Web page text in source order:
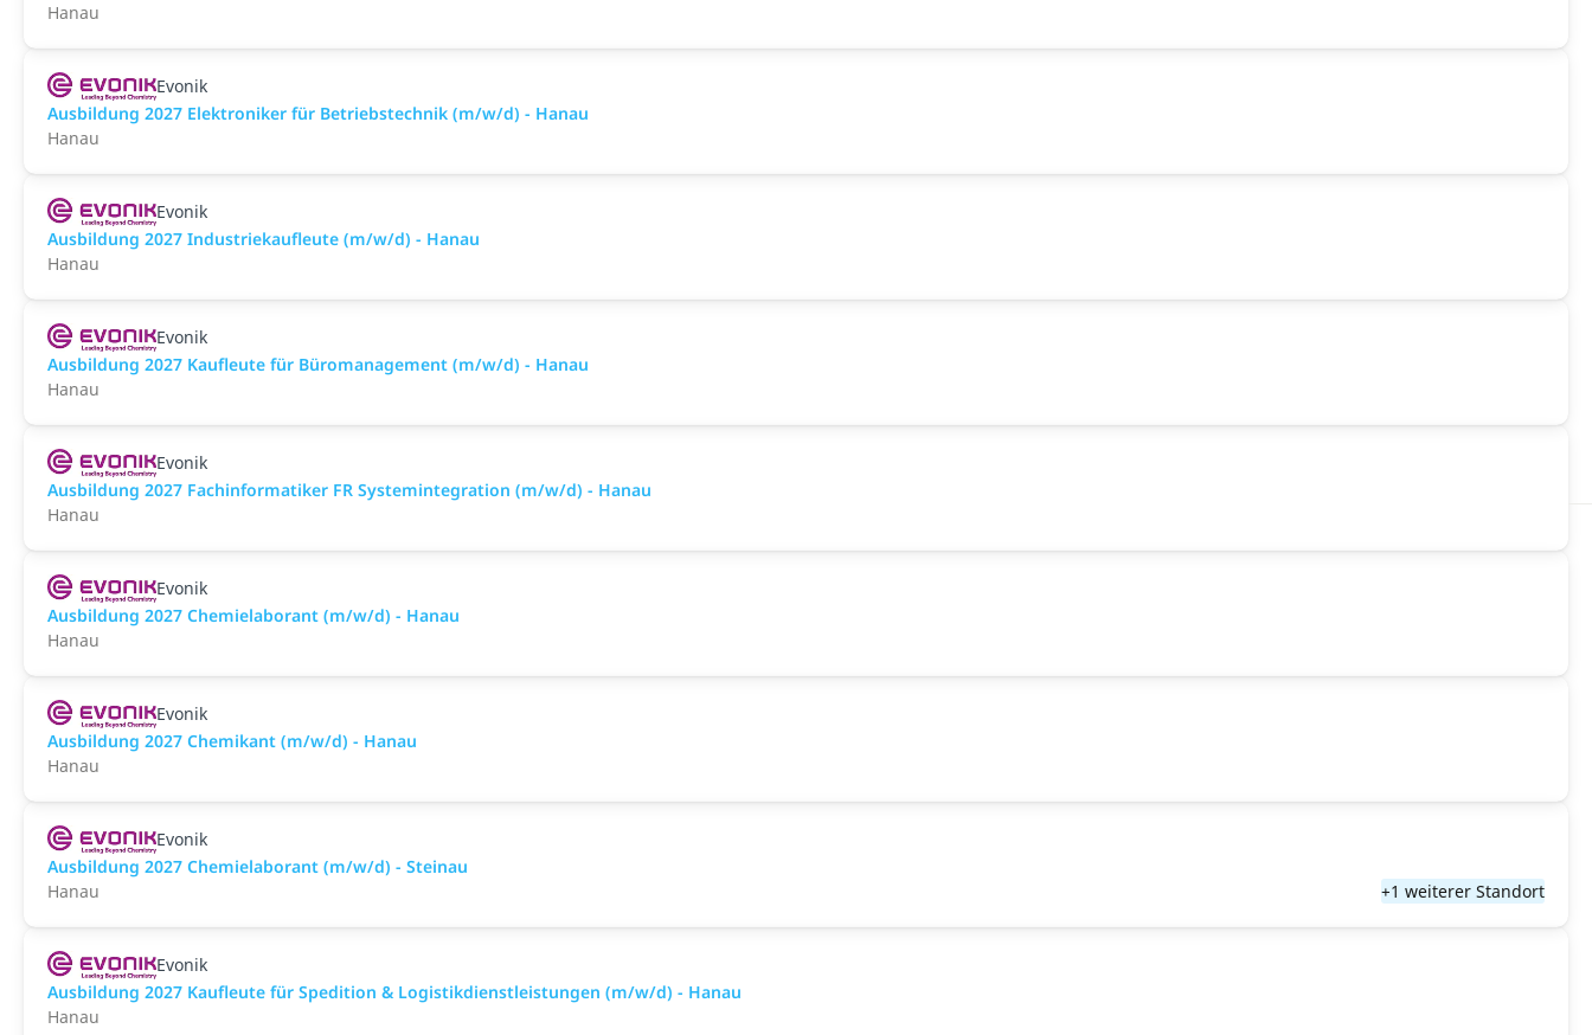
Hanau
Evonik
Ausbildung 2027 Elektroniker für Betriebstechnik (m/w/d) - Hanau
Hanau
Evonik
Ausbildung 2027 Industriekaufleute (m/w/d) - Hanau
Hanau
Evonik
Ausbildung 2027 Kaufleute für Büromanagement (m/w/d) - Hanau
Hanau
Evonik
Ausbildung 2027 Fachinformatiker FR Systemintegration (m/w/d) - Hanau
Hanau
Evonik
Ausbildung 2027 Chemielaborant (m/w/d) - Hanau
Hanau
Evonik
Ausbildung 2027 Chemikant (m/w/d) - Hanau
Hanau
Evonik
Ausbildung 2027 Chemielaborant (m/w/d) - Steinau
Hanau
+1 weiterer Standort
Evonik
Ausbildung 2027 Kaufleute für Spedition & Logistikdienstleistungen (m/w/d) - Hanau
Hanau